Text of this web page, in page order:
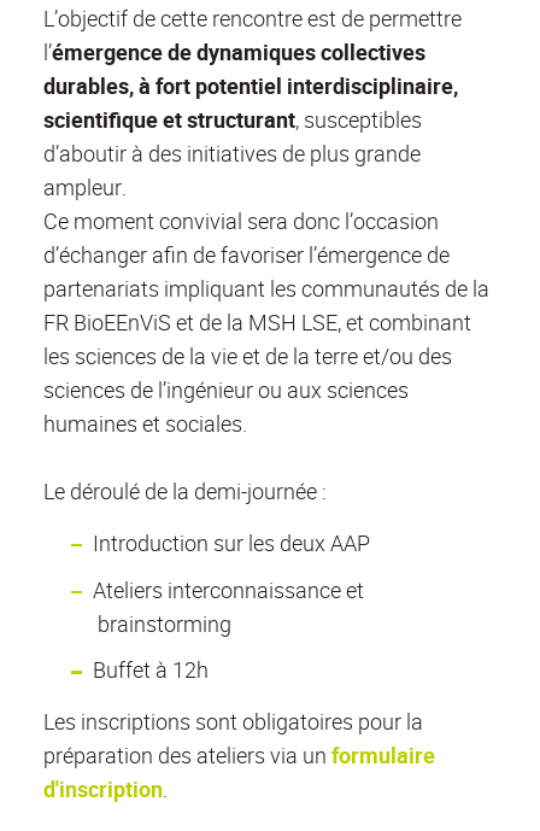
L’objectif de cette rencontre est de permettre
l’émergence de dynamiques collectives
durables, à fort potentiel interdisciplinaire,
scientifique et structurant, susceptibles
d’aboutir à des initiatives de plus grande
ampleur.
Ce moment convivial sera donc l’occasion
d’échanger afin de favoriser l’émergence de
partenariats impliquant les communautés de la
FR BioEEnViS et de la MSH LSE, et combinant
les sciences de la vie et de la terre et/ou des
sciences de l’ingénieur ou aux sciences
humaines et sociales.
Le déroulé de la demi-journée :
Introduction sur les deux AAP
Ateliers interconnaissance et
brainstorming
Buffet à 12h
Les inscriptions sont obligatoires pour la
préparation des ateliers via un formulaire
d'inscription